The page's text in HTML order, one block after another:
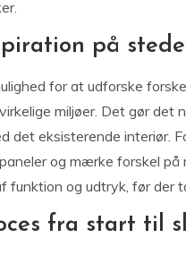
på
for at udforske
miljøer. Det gør det
det eksisterende interiør.
og mærke forskel på
funktion og udtryk, før der
fra start til